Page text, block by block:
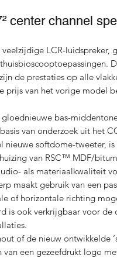
center channel
LCR-luidspreker,
de prestaties op alle
prijs van het vorige model
bas-
van onderzoek uit het
nieuwe softdome-tweeter,
van RSC™ MDF/
als materiaalkwaliteit
maakt gebruik van een
of horizontale richting
is ook verkrijgbaar voor de
of de nieuw ontwikkelde
een gezeefdrukt logo